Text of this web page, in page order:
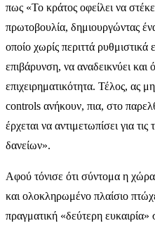
πως «Το κράτος οφείλει να
πρωτοβουλία, δημιουργώντας
οποίο χωρίς περιττά
επιβάρυνση, να αναδεικνύει και
επιχειρηματικότητα. Τέλος, ας
controls ανήκουν, πια, στο
έρχεται να αντιμετωπίσει για
δανείων».
Αφού τόνισε ότι σύντομα η
και ολοκληρωμένο πλαίσιο
πραγματική «δεύτερη